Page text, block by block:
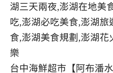
台中海鮮超市【阿布潘